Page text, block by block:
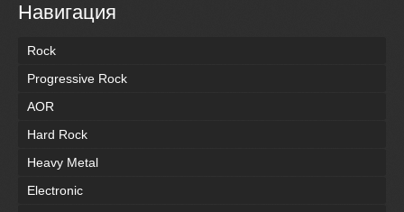
Навигация
Rock
Progressive Rock
AOR
Hard Rock
Heavy Metal
Electronic